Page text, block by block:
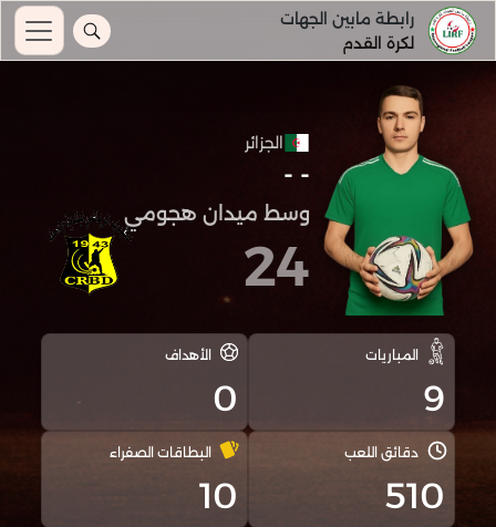
رابطة مابين الجهات
لكرة القدم
الجزائر
- -
وسط ميدان هجومي
24
المباريات
9
الأهداف
0
دقائق اللعب
510
البطاقات الصفراء
10